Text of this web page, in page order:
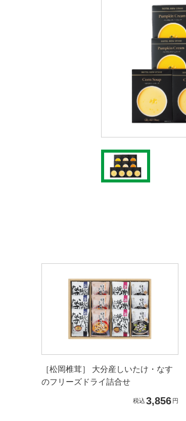
［松岡椎茸］ 大分産しいたけ・なす
のフリーズドライ詰合せ
税込 3,856 円